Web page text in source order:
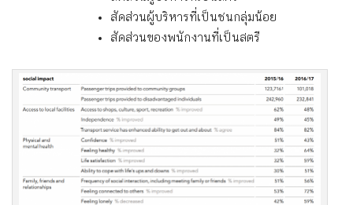
สัดส่วนผู้บริหารที่เป็นชนกลุ่มน้อย
สัดส่วนของพนักงานที่เป็นสตรี